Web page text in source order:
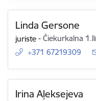
Linda Gersone
juriste -Čiekurkalna
+371 67219309
Irina Aļeksejeva